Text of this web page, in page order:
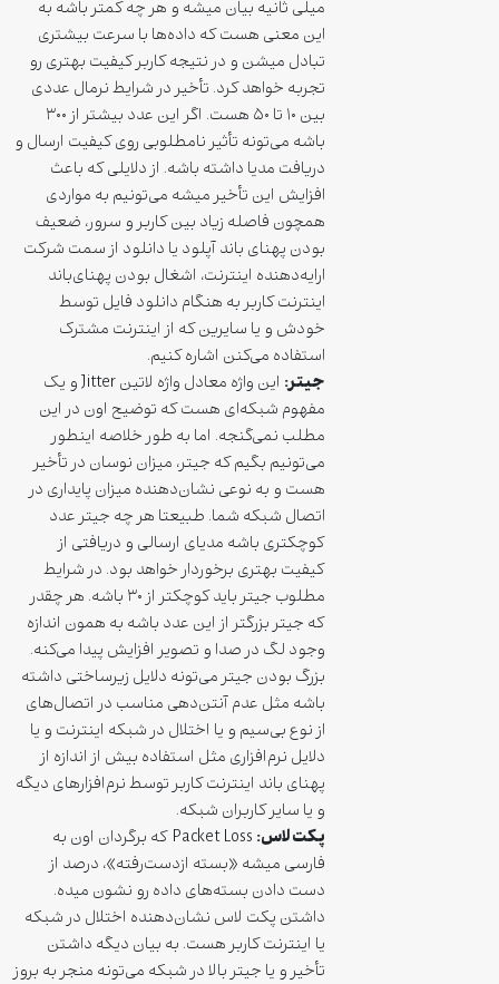
میلی ثانیه بیان میشه و هر چه کمتر باشه به
این معنی هست که داده‌ها با سرعت بیشتری
تبادل میشن و در نتیجه کاربر کیفیت بهتری رو
تجربه خواهد کرد. تأخیر در شرایط نرمال عددی
بین ۱۰ تا ۵۰ هست. اگر این عدد بیشتر از ۳۰۰
باشه می‌تونه تأثیر نامطلوبی روی کیفیت ارسال و
دریافت مدیا داشته باشه. از دلایلی که باعث
افزایش این تأخیر میشه می‌تونیم به مواردی
همچون فاصله زیاد بین کاربر و سرور، ضعیف
بودن پهنای باند آپلود یا دانلود از سمت شرکت
ارایه‌دهنده اینترنت، اشغال بودن پهنای‌باند
اینترنت کاربر به هنگام دانلود فایل توسط
خودش و یا سایرین که از اینترنت مشترک
استفاده می‌کنن اشاره کنیم.
جیتر:
این واژه معادل واژه لاتین Jitter و یک
مفهوم شبکه‌ای هست که توضیح اون در این
مطلب نمی‌گنجه. اما به طور خلاصه اینطور
می‌تونیم بگیم که جیتر، میزان نوسان در تأخیر
هست و به نوعی نشان‌دهنده میزان پایداری در
اتصال شبکه شما. طبیعتا هر چه جیتر عدد
کوچکتری باشه مدیای ارسالی و دریافتی از
کیفیت بهتری برخوردار خواهد بود. در شرایط
مطلوب جیتر باید کوچکتر از ۳۰ باشه. هر چقدر
که جیتر بزرگتر از این عدد باشه به همون اندازه
وجود لگ در صدا و تصویر افزایش پیدا می‌کنه.
بزرگ بودن جیتر می‌تونه دلایل زیرساختی داشته
باشه مثل عدم آنتن‌دهی مناسب در اتصال‌های
از نوع بی‌سیم و یا اختلال در شبکه اینترنت و یا
دلایل نرم‌افزاری مثل استفاده بیش از اندازه از
پهنای باند اینترنت کاربر توسط نرم‌افزارهای دیگه
و یا سایر کاربران شبکه.
پکت‌لاس:
Packet Loss که برگردان اون به
فارسی میشه «بسته ازدست‌رفته»، درصد از
دست دادن بسته‌های داده رو نشون میده.
داشتن پکت لاس نشان‌دهنده اختلال در شبکه
یا اینترنت کاربر هست. به بیان دیگه داشتن
تأخیر و یا جیتر بالا در شبکه می‌تونه منجر به بروز